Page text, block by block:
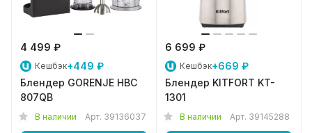
4 499 ₽
Кешбэк+449 ₽
Блендер GORENJE HBC
807QB
В наличии Арт. 39136037
6 699 ₽
Кешбэк+669 ₽
Блендер KITFORT KT-
1301
В наличии Арт. 39145288